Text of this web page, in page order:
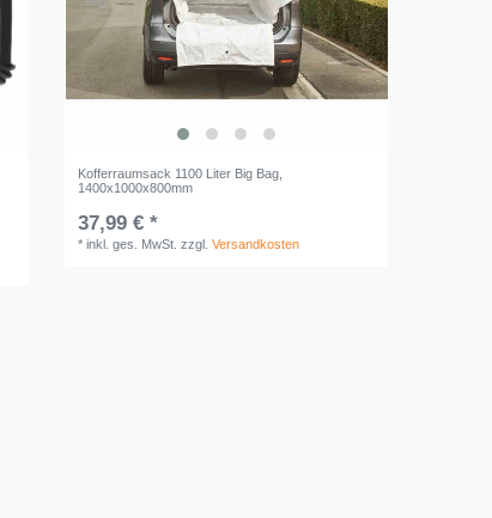
Kofferraumsack 1100 Liter Big Bag,
1400x1000x800mm
37,99 € *
*inkl. ges. MwSt. zzgl.Versandkosten